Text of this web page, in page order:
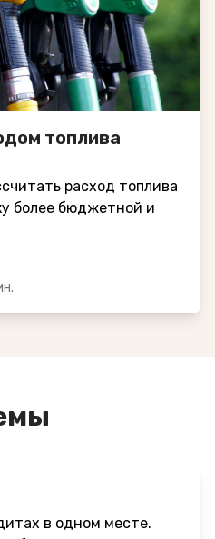
топлива
расход топлива
более бюджетной и
в одном месте.